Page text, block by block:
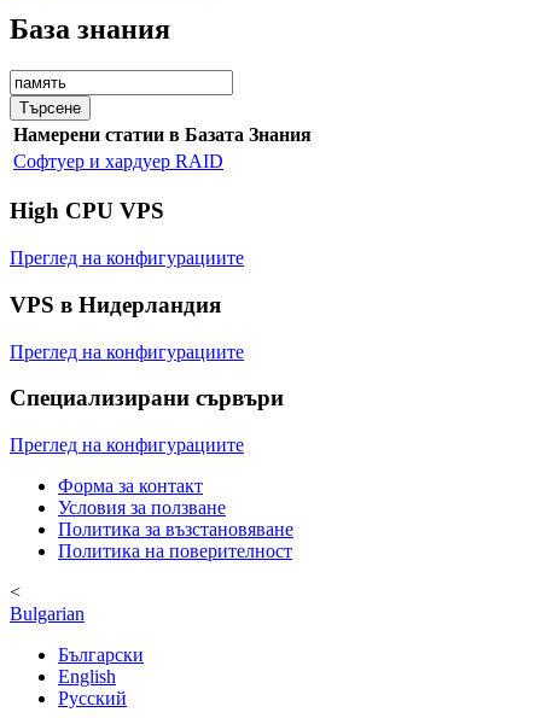
База знания
Търсене
Намерени статии в Базата Знания
Софтуер и хардуер RAID
High CPU VPS
Преглед на конфигурациите
VPS в Нидерландия
Преглед на конфигурациите
Специализирани сървъри
Преглед на конфигурациите
Форма за контакт
Условия за ползване
Политика за възстановяване
Политика на поверителност
<
Bulgarian
Български
English
Русский